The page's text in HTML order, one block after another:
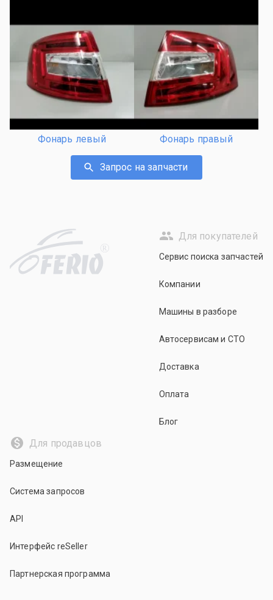
Фонарь левый Фонарь правый
Запрос на запчасти
R
Для покупателей
Сервис поиска запчастей
Компании
Машины в разборе
Автосервисам и СТО
Доставка
Оплата
Блог
Для продавцов
Размещение
Система запросов
API
Интерфейс reSeller
Партнерская программа